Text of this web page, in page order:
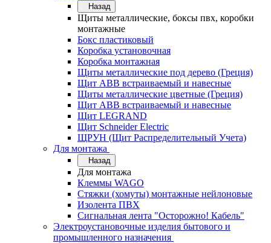
Назад
Щиты металлические, боксы пвх, коробки
монтажные
Бокс пластиковый
Коробка установочная
Коробка монтажная
Щиты металлические под дерево (Греция)
Щит ABB встраиваемый и навесные
Щиты металлические цветные (Греция)
Щит ABB встраиваемый и навесные
Щит LEGRAND
Щит Schneider Electric
ЩРУН (Щит Распределительный Учета)
Для монтажа
Назад
Для монтажа
Клеммы WAGO
Стяжки (хомуты) монтажные нейлоновые
Изолента ПВХ
Сигнальная лента "Осторожно! Кабель"
Электроустановочные изделия бытового и
промышленного назначения